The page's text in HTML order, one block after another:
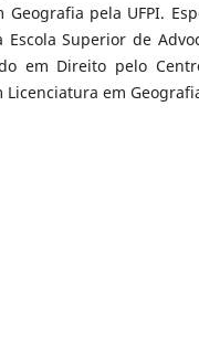
Geografia pela UFPI.
Escola Superior de
em Direito pelo
Licenciatura em